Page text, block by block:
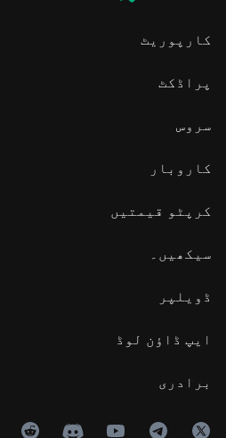
کارپوریٹ
پراڈکٹ
سروس
کاروبار
کرپٹو قیمتیں
سیکھیں۔
ڈویلپر
ایپ ڈاؤن لوڈ
برادری